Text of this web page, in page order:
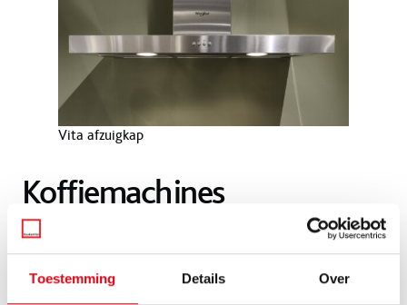
Toestemming Details Over
Vita afzuigkap
Koffiemachines
Koffiemachines van Whirlpool zijn voorzien van een
vermalen van de koffiebonen en voor de hoeveelheid koffie.